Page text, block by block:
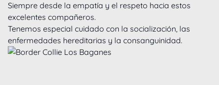
Siempre desde la empatía y el respeto hacia estos
excelentes compañeros.
Tenemos especial cuidado con la socialización, las
enfermedades hereditarias y la consanguinidad.